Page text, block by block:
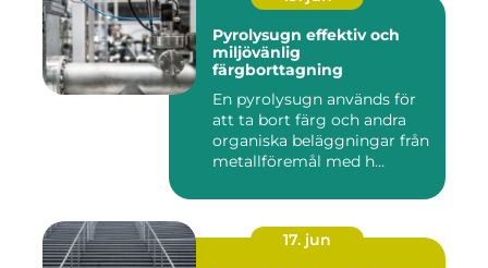
Pyrolysugn effektiv och
miljövänlig
färgborttagning
En pyrolysugn används för
att ta bort färg och andra
organiska beläggningar från
metallföremål med h...
17. jun